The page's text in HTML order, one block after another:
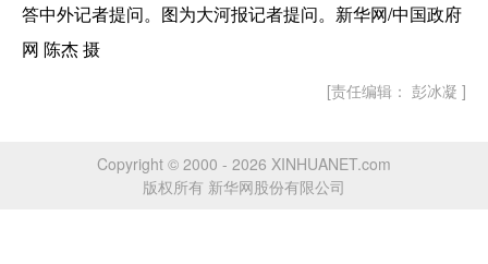
答中外记者提问。图为大河报记者提问。新华网/中国政府
网 陈杰 摄
[责任编辑： 彭冰凝 ]
Copyright © 2000 - 2026 XINHUANET.com
版权所有 新华网股份有限公司